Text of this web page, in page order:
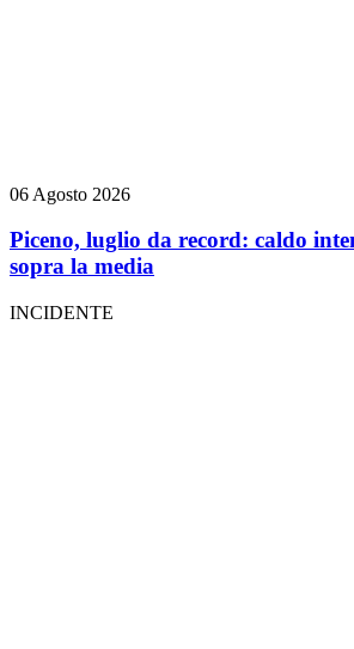
06 Agosto 2026
Piceno, luglio da record: caldo
sopra la media
INCIDENTE